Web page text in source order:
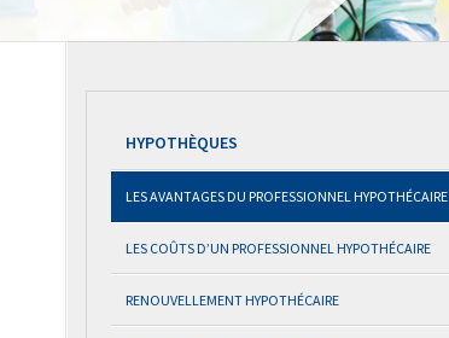
HYPOTHÈQUES
LES AVANTAGES DU PROFESSIONNEL HYPOTHÉCAIRE
LES COÛTS D’UN PROFESSIONNEL HYPOTHÉCAIRE
RENOUVELLEMENT HYPOTHÉCAIRE